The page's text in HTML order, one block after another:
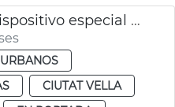
València prevé un dispositivo especial limpia en Navidad
CIUTAT VELLA